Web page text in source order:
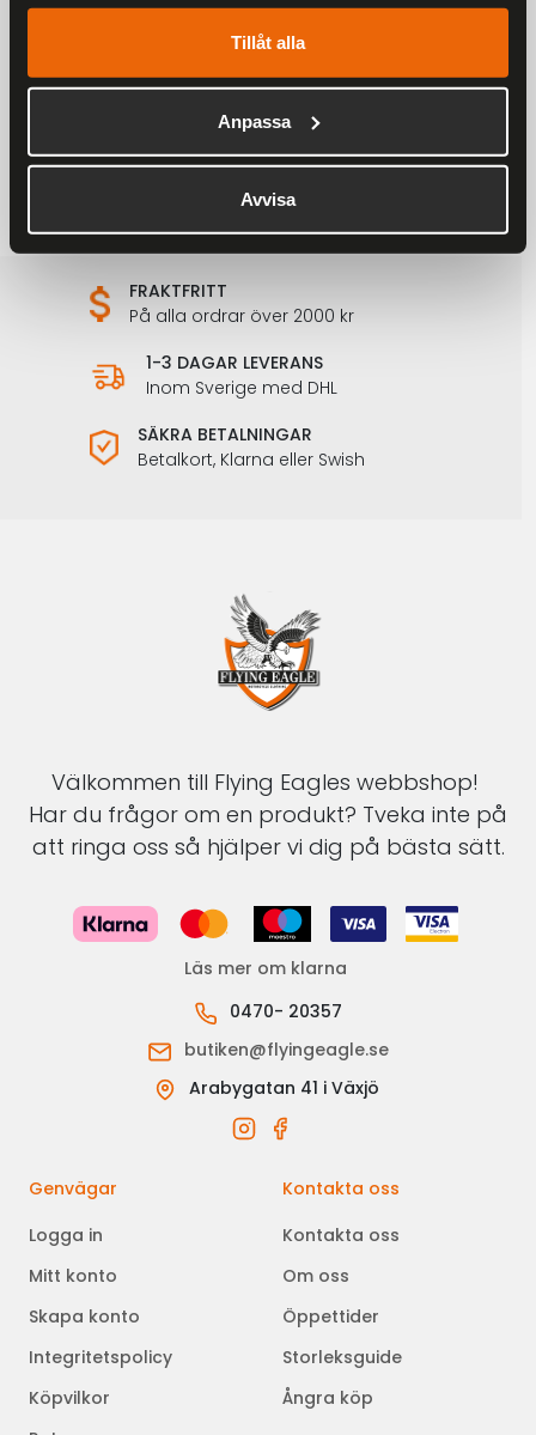
Tillåt alla
Anpassa
Avvisa
FRAKTFRITT
På alla ordrar över 2000 kr
1-3 DAGAR LEVERANS
Inom Sverige med DHL
SÄKRA BETALNINGAR
Betalkort, Klarna eller Swish
Välkommen till Flying Eagles webbshop!
Har du frågor om en produkt? Tveka inte på
att ringa oss så hjälper vi dig på bästa sätt.
Läs mer om klarna
0470- 20357
butiken@flyingeagle.se
Arabygatan 41 i Växjö
Genvägar
Logga in
Mitt konto
Skapa konto
Integritetspolicy
Köpvilkor
Kontakta oss
Kontakta oss
Om oss
Öppettider
Storleksguide
Ångra köp